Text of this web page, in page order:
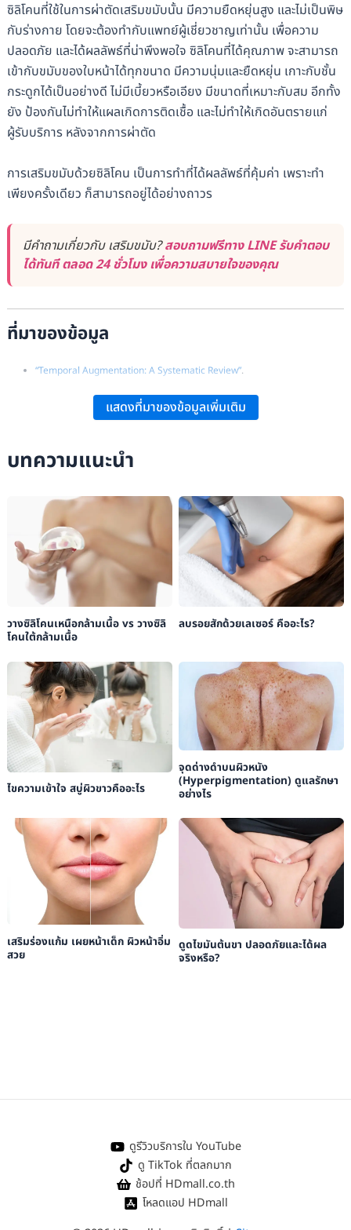
ซิลิโคนที่ใช้ในการผ่าตัดเสริมขมับนั้น มีความยืดหยุ่นสูง และไม่เป็นพิษ
กับร่างกาย โดยจะต้องทำกับแพทย์ผู้เชี่ยวชาญเท่านั้น เพื่อความ
ปลอดภัย และได้ผลลัพธ์ที่น่าพึงพอใจ ซิลิโคนที่ได้คุณภาพ จะสามารถ
เข้ากับขมับของใบหน้าได้ทุกขนาด มีความนุ่มและยืดหยุ่น เกาะกับชั้น
กระดูกได้เป็นอย่างดี ไม่มีเบี้ยวหรือเอียง มีขนาดที่เหมาะกับสม อีกทั้ง
ยัง ป้องกันไม่ทำให้แผลเกิดการติดเชื้อ และไม่ทำให้เกิดอันตรายแก่
ผู้รับบริการ หลังจากการผ่าตัด
การเสริมขมับด้วยซิลิโคน เป็นการทำที่ได้ผลลัพธ์ที่คุ้มค่า เพราะทำ
เพียงครั้งเดียว ก็สามารถอยู่ได้อย่างถาวร
มีคำถามเกี่ยวกับ เสริมขมับ?สอบถามฟรีทาง LINE รับคำตอบ
ได้ทันที ตลอด 24 ชั่วโมง เพื่อความสบายใจของคุณ
ที่มาของข้อมูล
“Temporal Augmentation: A Systematic Review”.
the Assistance of an Endoscope”.
“Temporal and Malar-Zygomatic Reduction and Augmentation”
Patient–Specific Implant”.
แสดงที่มาของข้อมูลเพิ่มเติม
บทความแนะนำ
วางซิลิโคนเหนือกล้ามเนื้อ vs วางซิลิ
โคนใต้กล้ามเนื้อ
ลบรอยสักด้วยเลเซอร์ คืออะไร?
ไขความเข้าใจ สบู่ผิวขาวคืออะไร
จุดด่างดำบนผิวหนัง
(Hyperpigmentation) ดูแลรักษา
อย่างไร
เสริมร่องแก้ม เผยหน้าเด็ก ผิวหน้าอิ่ม
สวย
ดูดไขมันต้นขา ปลอดภัยและได้ผล
จริงหรือ?
ดูรีวิวบริการใน YouTube
ดู TikTok ที่ตลกมาก
ช้อปที่ HDmall.co.th
โหลดแอป HDmall